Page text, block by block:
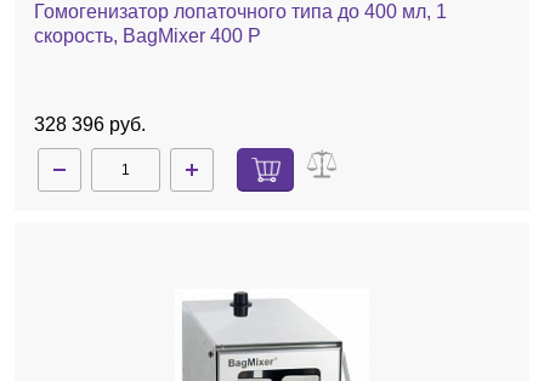
Гомогенизатор лопаточного типа до 400 мл, 1
скорость, BagMixer 400 P
328 396 руб.